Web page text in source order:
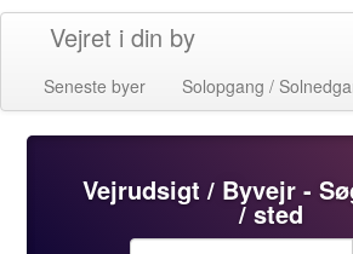
Vejret i din by
Seneste byer Solopgang /
Vejrudsigt / Byvejr -
/ sted